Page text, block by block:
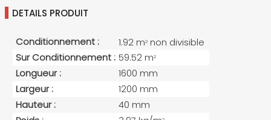
DETAILS PRODUIT
Conditionnement : 1.92 m2 non divisible
Sur Conditionnement : 59.52 m2
Longueur :
1600 mm
Largeur :
1200 mm
Hauteur :
40 mm